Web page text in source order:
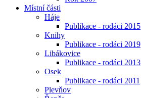
Místní části
Háje
Publikace - rodáci 2015
Knihy
Publikace - rodáci 2019
Libákovice
Publikace - rodáci 2013
Osek
Publikace - rodáci 2011
Plevňov